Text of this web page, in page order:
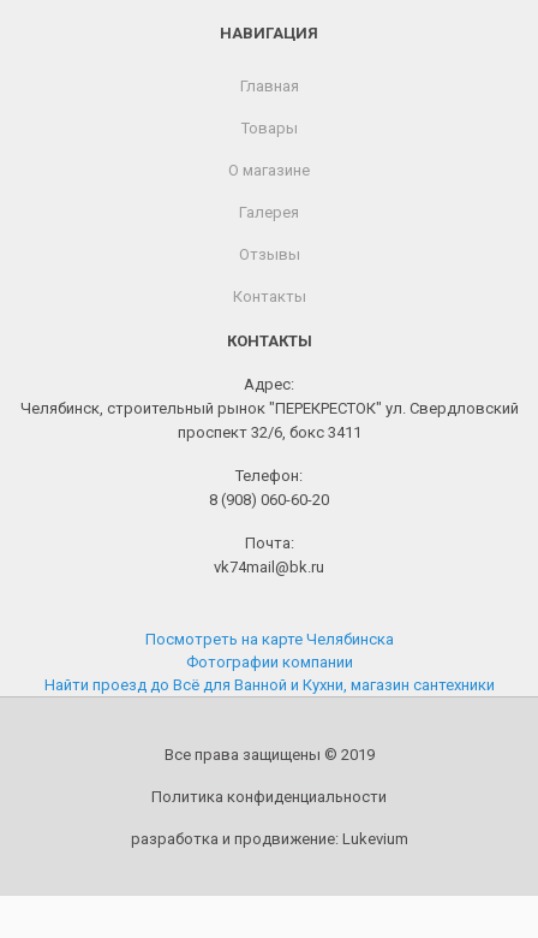
НАВИГАЦИЯ
Главная
Товары
О магазине
Галерея
Отзывы
Контакты
КОНТАКТЫ
Адрес:
Челябинск, строительный рынок "ПЕРЕКРЕСТОК" ул. Свердловский
проспект 32/6, бокс 3411
Телефон:
8 (908) 060-60-20
Почта:
vk74mail@bk.ru
Посмотреть на карте Челябинска
Фотографии компании
Найти проезд до Всё для Ванной и Кухни, магазин сантехники
Все права защищены © 2019
Политика конфиденциальности
разработка и продвижение: Lukevium